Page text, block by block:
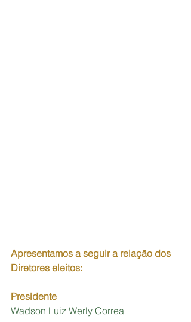
Apresentamos a seguir a relação dos
Diretores eleitos:
Presidente
Wadson Luiz Werly Correa